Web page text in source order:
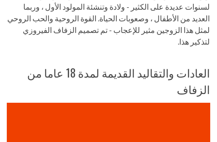
لسنوات عديدة على الكثير - ولادة وتنشئة المولود الأول ، وربما
العديد من الأطفال ، وصعوبات الحياة. القوة الروحية والحب الروحي
لمثل هذا الزوجين مثير للإعجاب - تم تصميم الزفاف الفيروزي
لتذكير هذا.
العادات والتقاليد القديمة لمدة 18 عاما من
الزفاف